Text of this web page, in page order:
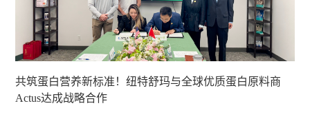
共筑蛋白营养新标准！纽特舒玛与全球优质蛋白原料商
Actus达成战略合作